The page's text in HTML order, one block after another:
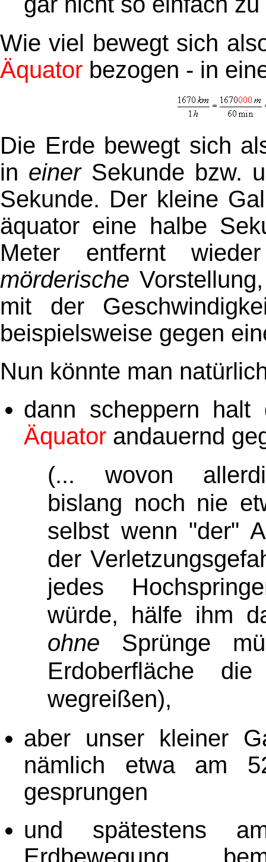
Wie viel bewegt sich
Äquator bezogen - in
Die Erde bewegt sich
in einerSekunde bzw.
Sekunde. Der kleine
äquator eine halbe
Meter entfernt
mörderische
mit der
beispielsweise gegen
Nun könnte man
dann scheppern halt
Äquator andauernd
(... wovon
bislang noch nie
selbst wenn "der"
der
jedes
würde, hälfe ihm
ohne Sprünge
Erdoberfläche
wegreißen),
aber unser kleiner
nämlich etwa am
gesprungen
und spätestens
Erdbewegung